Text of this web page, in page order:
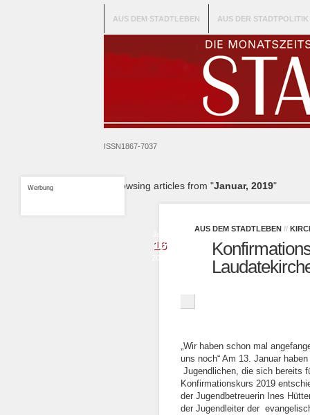
ISSN1867-7037
AUS DEM STADTLEBEN AUS DER STADTPOLITIK
Browsing articles from "Januar, 2019"
16
AUS DEM STADTLEBEN //
„Wir haben schon mal
uns noch“ Am 13. Januar
Jugendlichen, die sich bereits
Konfirmationskurs 2019
der Jugendbetreuerin Ines
der Jugendleiter der
Werbung